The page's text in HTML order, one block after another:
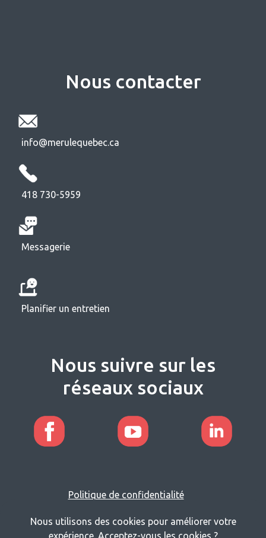
Nous contacter
info@merulequebec.ca
418 730-5959
Messagerie
Planifier un entretien
Nous suivre sur les
réseaux sociaux
Politique de confidentialité
Nous utilisons des cookies pour améliorer votre
expérience. Acceptez-vous les cookies ?